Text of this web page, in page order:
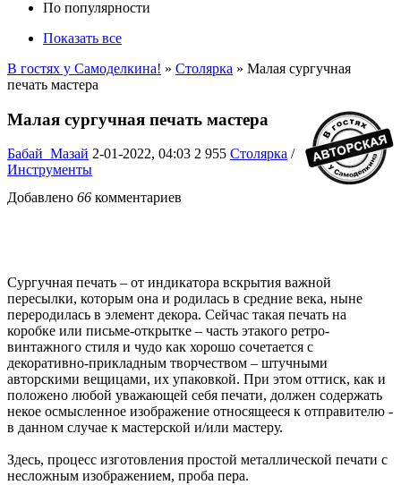
По популярности
Показать все
В гостях у Самоделкина! » Столярка » Малая сургучная
печать мастера
Малая сургучная печать мастера
Бабай_Мазай 2-01-2022, 04:03 2 955 Столярка /
Инструменты
Добавлено 66 комментариев
Сургучная печать – от индикатора вскрытия важной
пересылки, которым она и родилась в средние века, ныне
переродилась в элемент декора. Сейчас такая печать на
коробке или письме-открытке – часть этакого ретро-
винтажного стиля и чудо как хорошо сочетается с
декоративно-прикладным творчеством – штучными
авторскими вещицами, их упаковкой. При этом оттиск, как и
положено любой уважающей себя печати, должен содержать
некое осмысленное изображение относящееся к отправителю -
в данном случае к мастерской и/или мастеру.
Здесь, процесс изготовления простой металлической печати с
несложным изображением, проба пера.